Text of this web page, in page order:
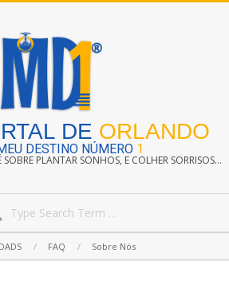
DE ORLANDO
DESTINO NÚMERO 1
PLANTAR SONHOS, E COLHER SORRISOS...
FAQ Sobre Nós